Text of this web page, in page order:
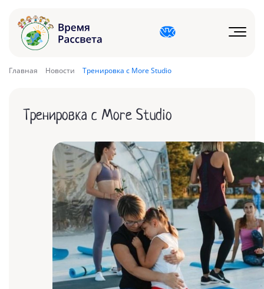
Главная Новости Тренировка с More Studio
Тренировка с More Studio